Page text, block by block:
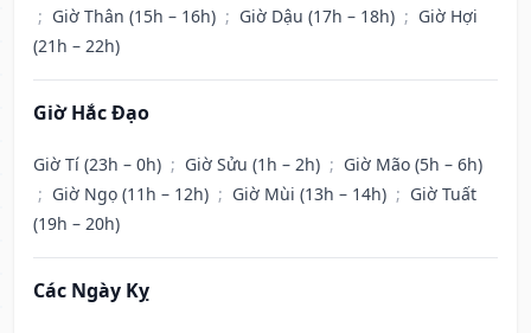
; Giờ Thân (15h – 16h) ; Giờ Dậu (17h – 18h) ; Giờ Hợi
(21h – 22h)
Giờ Hắc Đạo
Giờ Tí (23h – 0h) ; Giờ Sửu (1h – 2h) ; Giờ Mão (5h – 6h)
; Giờ Ngọ (11h – 12h) ; Giờ Mùi (13h – 14h) ; Giờ Tuất
(19h – 20h)
Các Ngày Kỵ